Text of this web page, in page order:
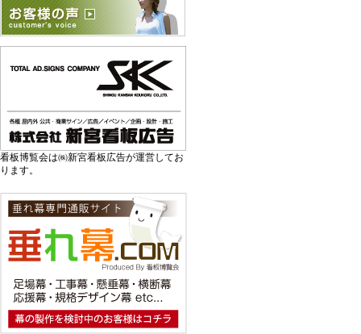
看板博覧会は㈱新宮看板広告が運営してお
ります。